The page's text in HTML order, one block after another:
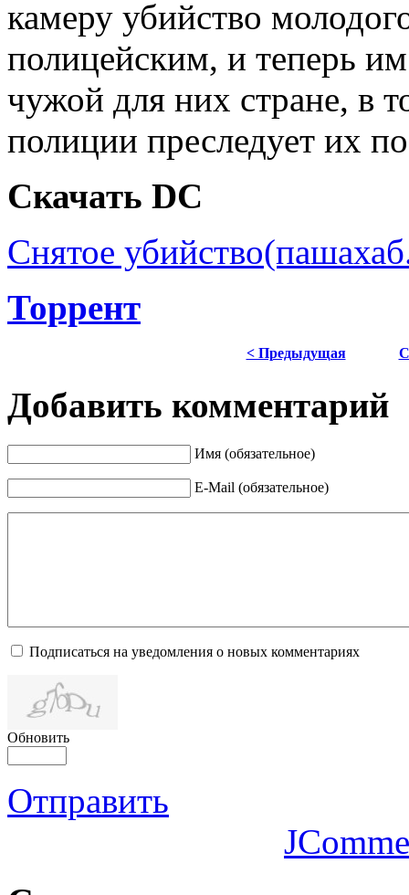
камеру убийство
полицейским, и теперь
чужой для них стране, в
полиции преследует их
Скачать DC
Снятое
Торрент
< Предыдущая
Добавить комментарий
Имя (обязательное)
E-Mail (обязательное)
Подписаться на уведомления о новых комментариях
Обновить
Отправить